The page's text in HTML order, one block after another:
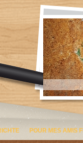
POUR MES AMIS